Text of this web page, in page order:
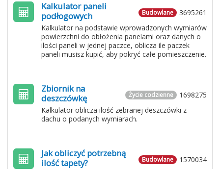
3695261
Budowlane
Kalkulator paneli
podłogowych
Kalkulator na podstawie wprowadzonych wymiarów
powierzchni do obłożenia panelami oraz danych o
ilości paneli w jednej paczce, oblicza ile paczek
paneli musisz kupić, aby pokryć całe pomieszczenie.
1698275
Życie codzienne
Zbiornik na
deszczówkę
Kalkulator oblicza ilość zebranej deszczówki z
dachu o podanych wymiarach.
1570034
Budowlane
Jak obliczyć potrzebną
ilość tapety?